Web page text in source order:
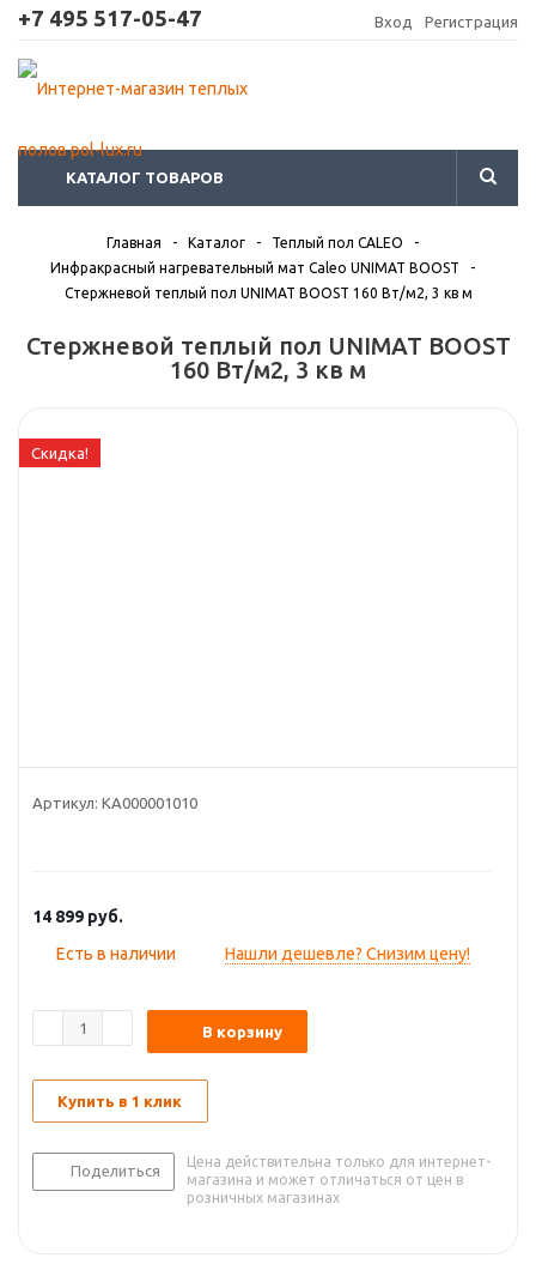
+7 495 517-05-47 Вход Регистрация
КАТАЛОГ ТОВАРОВ
Главная - Каталог - Теплый пол CALEO
-
Инфракрасный нагревательный мат Caleo UNIMAT BOOST
-
Стержневой теплый пол UNIMAT BOOST 160 Вт/м2, 3 кв м
Стержневой теплый пол UNIMAT BOOST
160 Вт/м2, 3 кв м
Скидка!
Артикул: КА000001010
14 899 руб.
Есть в наличии
Нашли дешевле? Снизим цену!
В корзину
Купить в 1 клик
Поделиться
Цена действительна только для интернет-
магазина и может отличаться от цен в
розничных магазинах